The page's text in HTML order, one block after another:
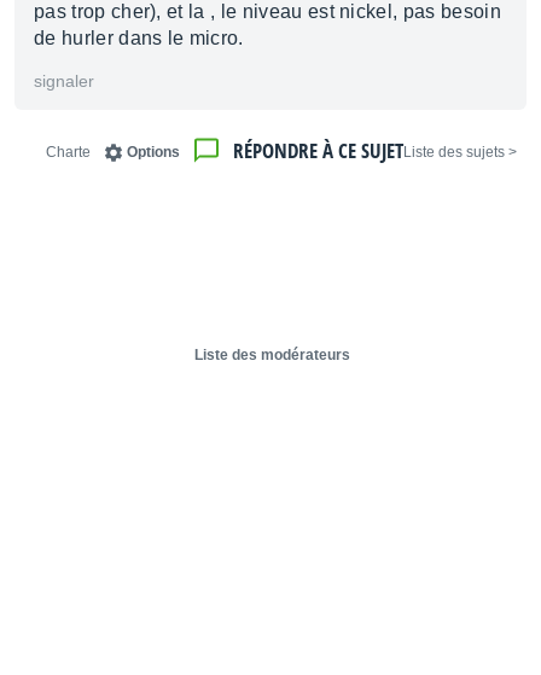
pas trop cher), et la , le niveau est nickel, pas besoin
de hurler dans le micro.
signaler
< Liste des sujets
RÉPONDRE À CE SUJET
Options
Charte
Liste des modérateurs